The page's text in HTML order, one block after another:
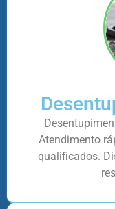
Atendimento
qualificados.